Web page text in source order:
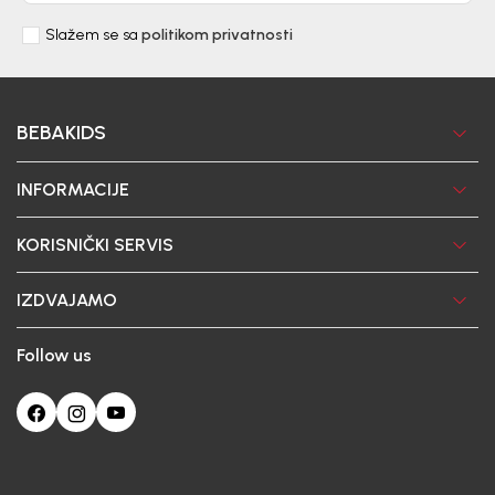
Slažem se sa politikom privatnosti
BEBAKIDS
INFORMACIJE
KORISNIČKI SERVIS
IZDVAJAMO
Follow us